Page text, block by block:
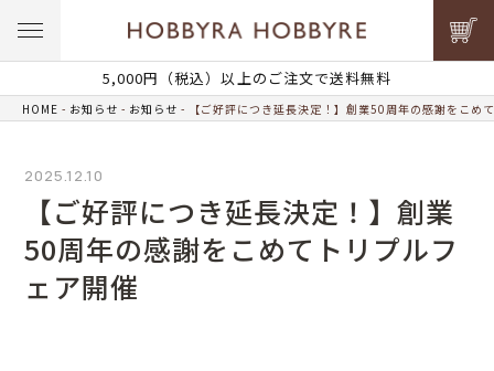
5,000円（税込）以上のご注文で送料無料
HOME お知らせ お知らせ 【ご好評につき延長決定！】創業50周年の感謝をこめ
2025.12.10
【ご好評につき延長決定！】創業
50周年の感謝をこめてトリプルフ
ェア開催